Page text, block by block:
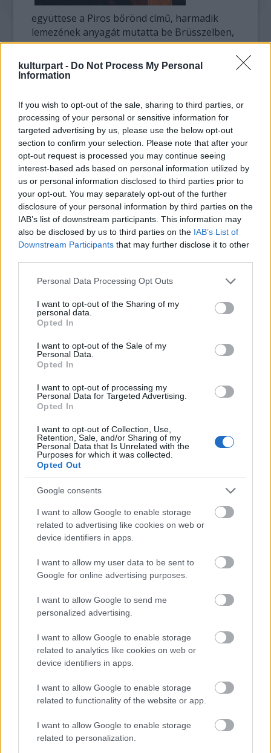
kulturpart - Do Not Process My Personal
Information
If you wish to opt-out of the sale, sharing to third parties, or
processing of your personal or sensitive information for
targeted advertising by us, please use the below opt-out
section to confirm your selection. Please note that after your
opt-out request is processed you may continue seeing
interest-based ads based on personal information utilized by
us or personal information disclosed to third parties prior to
your opt-out. You may separately opt-out of the further
disclosure of your personal information by third parties on the
IAB’s list of downstream participants. This information may
also be disclosed by us to third parties on the IAB’s List of
Downstream Participants that may further disclose it to other
Please note that this website/app uses one or more Google
not limited to your visit or usage behaviour. You may click to
grant or deny consent to Google and its third-party tags to
use your data for below specified purposes in below Google
consent section.
Personal Data Processing Opt Outs
I want to opt-out of the Sharing of my
personal data.
Opted In
I want to opt-out of the Sale of my
Personal Data.
Opted In
I want to opt-out of processing my
Personal Data for Targeted Advertising.
Opted In
I want to opt-out of Collection, Use,
Retention, Sale, and/or Sharing of my
Personal Data that Is Unrelated with the
Purposes for which it was collected.
Opted Out
Google consents
I want to allow Google to enable storage
related to advertising like cookies on web or
device identifiers in apps.
I want to allow my user data to be sent to
Google for online advertising purposes.
I want to allow Google to send me
personalized advertising.
I want to allow Google to enable storage
related to analytics like cookies on web or
device identifiers in apps.
I want to allow Google to enable storage
related to functionality of the website or app.
I want to allow Google to enable storage
related to personalization.
együttese a Piros bőrönd című, harmadik
lemezének anyagát mutatta be Brüsszelben,
majd Párizsban - mintegy főpróbaként a
csütörtöki budapesti koncert előtt. Az új
korong számait az A38 hajón hallhatják az
Idézte az énekesnőt, aki megjegyezte, hogy a
Piros bőrönd című lemezt az elmúlt egy év
utazásai ihlették. A párizsi fellépést a Párizsi
Magyar Intézet szervezte, de a Szerb
Kulturális Centrumban tartották.
Burányi Adrienne megjegyezte, hogy a
Harcsa Veronika Jazzquartet Rómából
érkezett Brüsszelbe. Az olasz fővárosban az
egyik népszerű dzsesszklub, a Mika hívta
meg az együttest, amelyben Blaho Attila
„AZ EMBERT EMBERRÉ TETTE…” – VASÁRNAP
ZÁRT A DOMBOS FEST